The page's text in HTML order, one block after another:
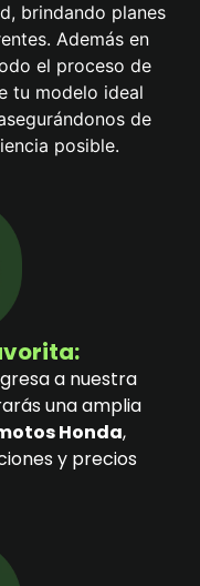
brindando planes
Además en
el proceso de
tu modelo ideal
de
posible.
a nuestra
una amplia
Honda,
y precios